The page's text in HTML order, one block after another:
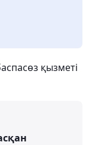
қызметі